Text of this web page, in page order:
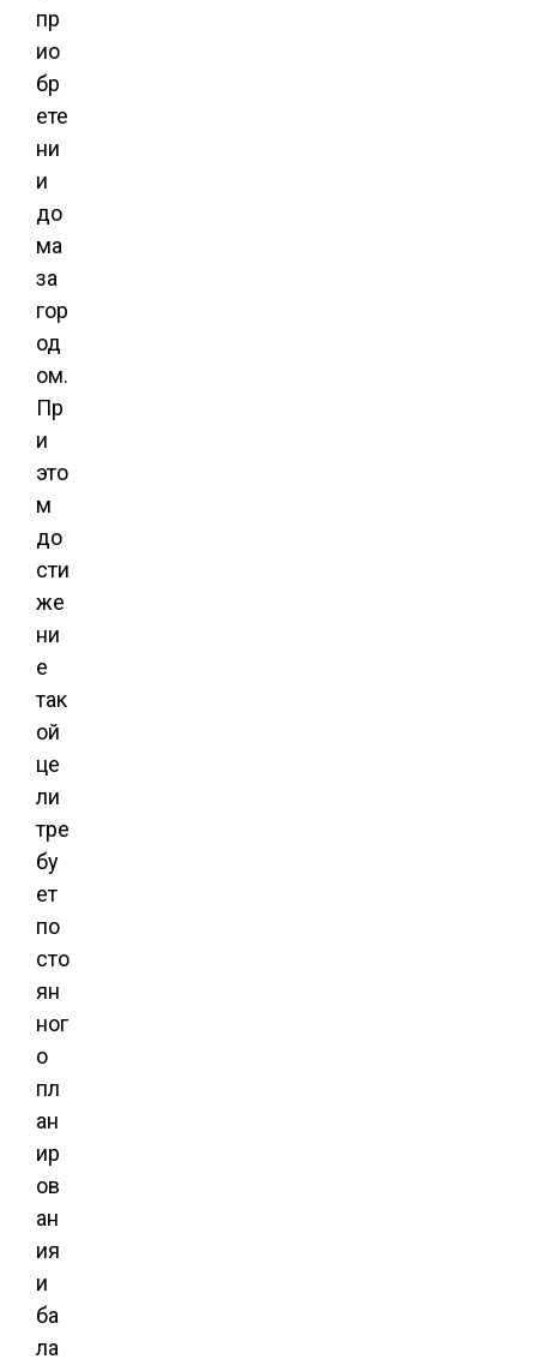
пр
ио
бр
ете
ни
и
до
ма
за
гор
од
ом.
Пр
и
это
м
до
сти
же
ни
е
так
ой
це
ли
тре
бу
ет
по
сто
ян
ног
о
пл
ан
ир
ов
ан
ия
и
ба
ла